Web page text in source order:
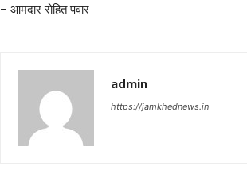
– आमदार रोहित पवार
admin
https://jamkhednews.in